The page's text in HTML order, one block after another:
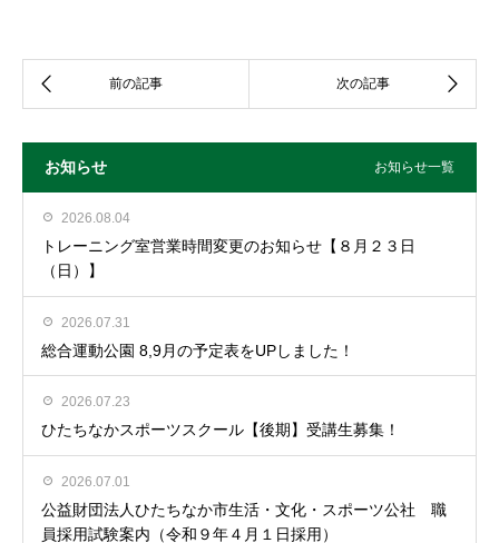
お知らせ お知らせ一覧
2026.08.04
トレーニング室営業時間変更のお知らせ【８月２３日
（日）】
2026.07.31
総合運動公園 8,9月の予定表をUPしました！
2026.07.23
ひたちなかスポーツスクール【後期】受講生募集！
2026.07.01
公益財団法人ひたちなか市生活・文化・スポーツ公社 職
員採用試験案内（令和９年４月１日採用）